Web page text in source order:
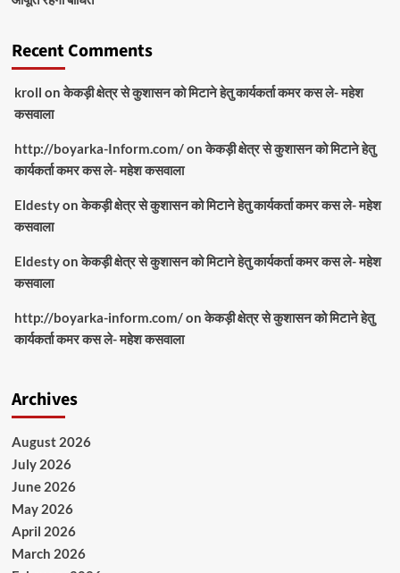
Recent Comments
kroll onकेकड़ी क्षेत्र से कुशासन को मिटाने हेतु कार्यकर्ता कमर कस ले- महेश
कसवाला
http://boyarka-Inform.com/onकेकड़ी क्षेत्र से कुशासन को मिटाने हेतु
कार्यकर्ता कमर कस ले- महेश कसवाला
Eldestyonकेकड़ी क्षेत्र से कुशासन को मिटाने हेतु कार्यकर्ता कमर कस ले- महेश
कसवाला
Eldestyonकेकड़ी क्षेत्र से कुशासन को मिटाने हेतु कार्यकर्ता कमर कस ले- महेश
कसवाला
http://boyarka-inform.com/onकेकड़ी क्षेत्र से कुशासन को मिटाने हेतु
कार्यकर्ता कमर कस ले- महेश कसवाला
Archives
August 2026
July 2026
June 2026
May 2026
April 2026
March 2026